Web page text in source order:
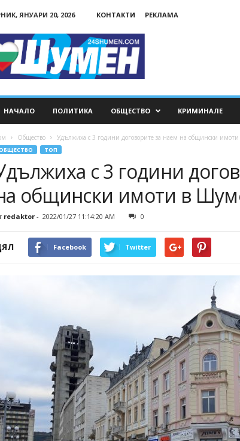
ЯНУАРИ 20, 2026 КОНТАКТИ РЕКЛАМА
НАЧАЛО ПОЛИТИКА ОБЩЕСТВО КРИМИНАЛЕ
Общество Удължиха с 3 години договорите за наем на общински
ТОП
с 3 години
общински имоти в
redaktor- 2022/01/27 11:14:20 AM 0
Facebook Twitter